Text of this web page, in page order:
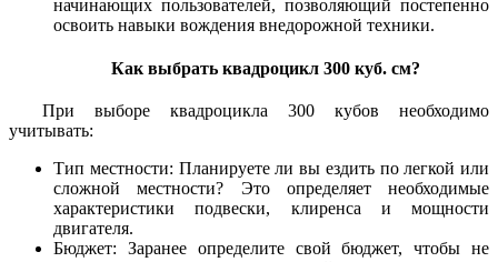
начинающих пользователей, позволяющий постепенно
освоить навыки вождения внедорожной техники.
Как выбрать квадроцикл 300 куб. см?
При выборе квадроцикла 300 кубов необходимо
учитывать:
Тип местности: Планируете ли вы ездить по легкой или
сложной местности? Это определяет необходимые
характеристики подвески, клиренса и мощности
двигателя.
Бюджет: Заранее определите свой бюджет, чтобы не